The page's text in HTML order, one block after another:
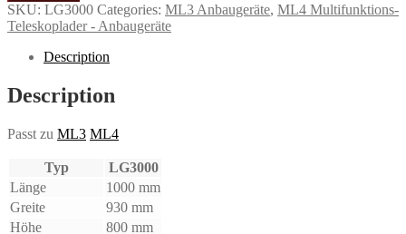
SKU: LG3000 Categories: ML3 Anbaugeräte, ML4 Multifunktions-
Teleskoplader - Anbaugeräte
Description
Description
Passt zu ML3 ML4
Typ
LG3000
Länge
1000 mm
Greite
930 mm
Höhe
800 mm